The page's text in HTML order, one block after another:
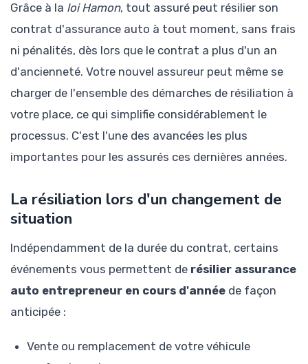
Grâce à la loi Hamon, tout assuré peut résilier son
contrat d'assurance auto à tout moment, sans frais
ni pénalités, dès lors que le contrat a plus d'un an
d'ancienneté. Votre nouvel assureur peut même se
charger de l'ensemble des démarches de résiliation à
votre place, ce qui simplifie considérablement le
processus. C'est l'une des avancées les plus
importantes pour les assurés ces dernières années.
La résiliation lors d'un changement de
situation
Indépendamment de la durée du contrat, certains
événements vous permettent de résilier assurance
auto entrepreneur en cours d'année de façon
anticipée :
Vente ou remplacement de votre véhicule